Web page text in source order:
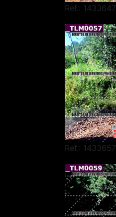
Ref.: 1433647
Ref.: 1433657